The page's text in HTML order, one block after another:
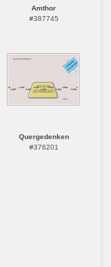
Amthor
#387745
Quergedenken
#376201